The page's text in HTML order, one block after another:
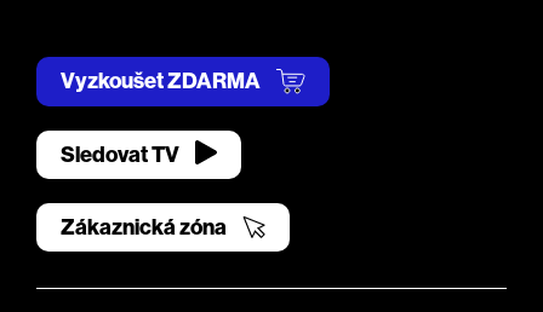
Vyzkoušet ZDARMA
Sledovat TV
Zákaznická zóna